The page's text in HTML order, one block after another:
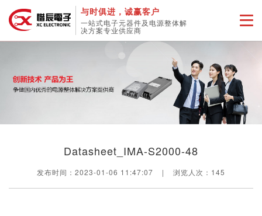
与时俱进，诚赢客户
一站式电子元器件及电源整体解
决方案专业供应商
Datasheet_IMA-S2000-48
发布时间：2023-01-06 11:47:07 | 浏览人次： 145